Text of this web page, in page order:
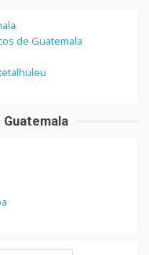
de Guatemala